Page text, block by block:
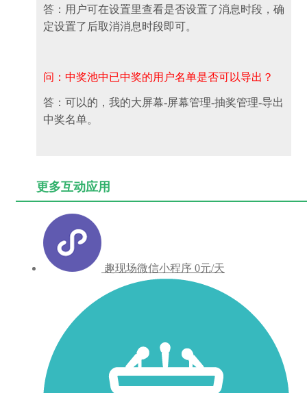
答：用户可在设置里查看是否设置了消息时段，确
定设置了后取消消息时段即可。
问：中奖池中已中奖的用户名单是否可以导出？
答：可以的，我的大屏幕-屏幕管理-抽奖管理-导出
中奖名单。
更多互动应用
趣现场微信小程序 0元/天